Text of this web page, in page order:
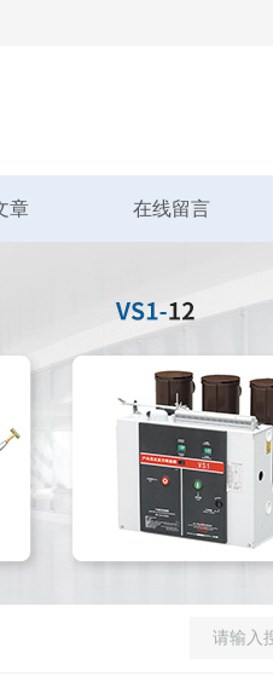
章 在线留言